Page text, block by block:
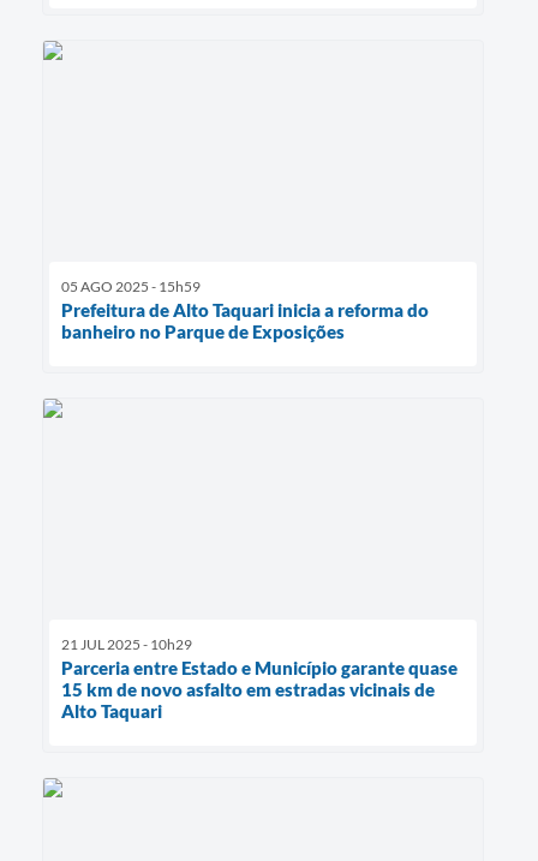
05 AGO 2025 - 15h59
Prefeitura de Alto Taquari inicia a reforma do
banheiro no Parque de Exposições
21 JUL 2025 - 10h29
Parceria entre Estado e Município garante quase
15 km de novo asfalto em estradas vicinais de
Alto Taquari